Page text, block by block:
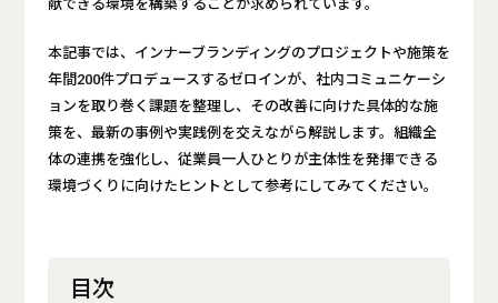
献できる環境を構築することが求められています。
本記事では、インナーブランディングのプロジェクトや施策を
年間200件プロデュースするゼロインが、社内コミュニケーシ
ョンを取り巻く課題を整理し、その改善に向けた具体的な施
策を、最新の事例や実践例を交えながら解説します。組織全
体の連携を強化し、従業員一人ひとりが主体性を発揮できる
環境づくりに向けたヒントとして参考にしてみてください。
目次